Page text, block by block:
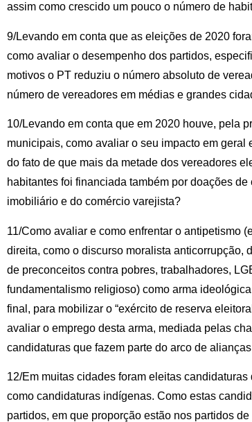
assim como crescido um pouco o número de
9/Levando em conta que as eleições de 2020
como avaliar o desempenho dos partidos,
motivos o PT reduziu o número absoluto de
número de vereadores em médias e grandes
10/Levando em conta que em 2020 houve, pela
municipais, como avaliar o seu impacto em
do fato de que mais da metade dos vereadores
habitantes foi financiada também por doações
imobiliário e do comércio varejista?
11/Como avaliar e como enfrentar o antipetismo
direita, como o discurso moralista anticorrupção,
de preconceitos contra pobres, trabalhadores,
fundamentalismo religioso) como arma
final, para mobilizar o “exército de reserva
avaliar o emprego desta arma, mediada pelas
candidaturas que fazem parte do arco de
12/Em muitas cidades foram eleitas
como candidaturas indígenas. Como estas
partidos, em que proporção estão nos partidos